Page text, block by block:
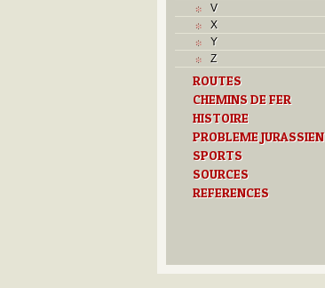
V
X
Y
Z
ROUTES
CHEMINS DE FER
HISTOIRE
PROBLEME JURASSIEN
SPORTS
SOURCES
REFERENCES